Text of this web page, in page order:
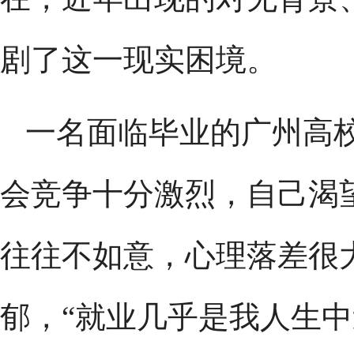
剧了这一现实困境。
一名面临毕业的广州高
会竞争十分激烈，自己渴
往往不如意，心理落差很
郁，“就业几乎是我人生